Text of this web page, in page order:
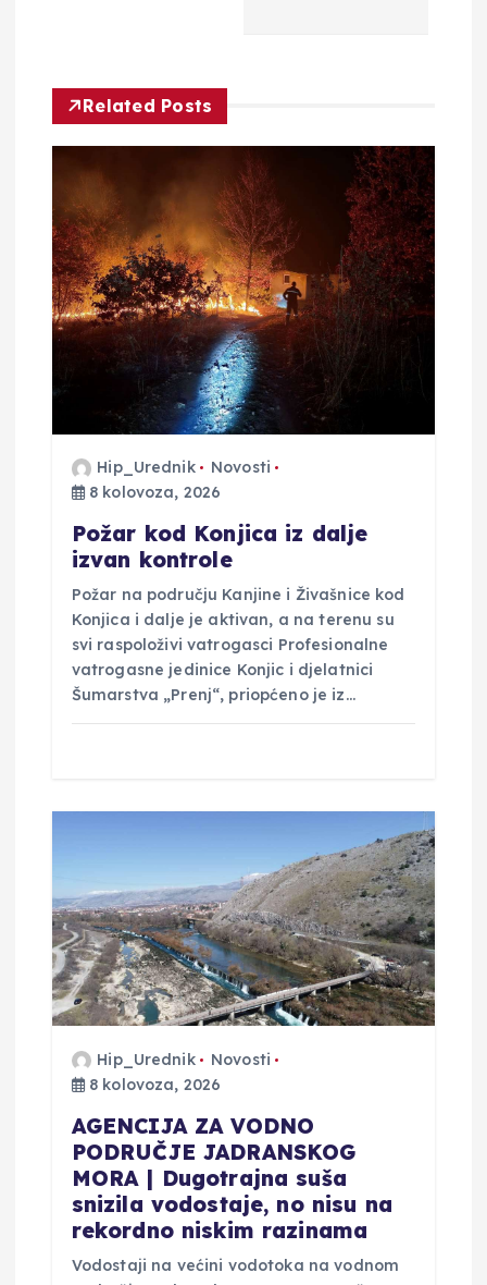
c
a
o
b
a
Related Posts
Hip_Urednik
Novosti
8 kolovoza, 2026
Požar kod Konjica iz dalje
izvan kontrole
Požar na području Kanjine i Živašnice kod
Konjica i dalje je aktivan, a na terenu su
svi raspoloživi vatrogasci Profesionalne
vatrogasne jedinice Konjic i djelatnici
Šumarstva „Prenj“, priopćeno je iz…
Hip_Urednik
Novosti
8 kolovoza, 2026
AGENCIJA ZA VODNO
PODRUČJE JADRANSKOG
MORA | Dugotrajna suša
snizila vodostaje, no nisu na
rekordno niskim razinama
Vodostaji na većini vodotoka na vodnom